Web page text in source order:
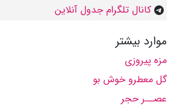
کانال تلگرام جدول آنلاین
موارد بیشتر
مزه پیروزی
گل معطرو خوش بو
عصــر حجر